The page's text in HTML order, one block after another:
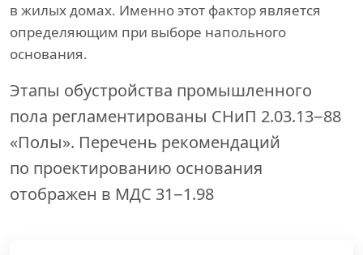
в жилых домах. Именно этот фактор является
определяющим при выборе напольного
основания.
Этапы обустройства промышленного
пола регламентированы СНиП 2.03.13−88
«Полы». Перечень рекомендаций
по проектированию основания
отображен в МДС 31−1.98